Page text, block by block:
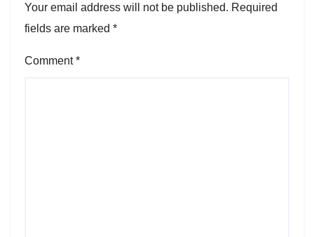
Your email address will not be published. Required
fields are marked *
Comment*